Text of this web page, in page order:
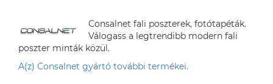
Consalnet fali poszterek, fotótapéták.
Válogass a legtrendibb modern fali
poszter minták közül.
A(z) Consalnet gyártó további termékei.